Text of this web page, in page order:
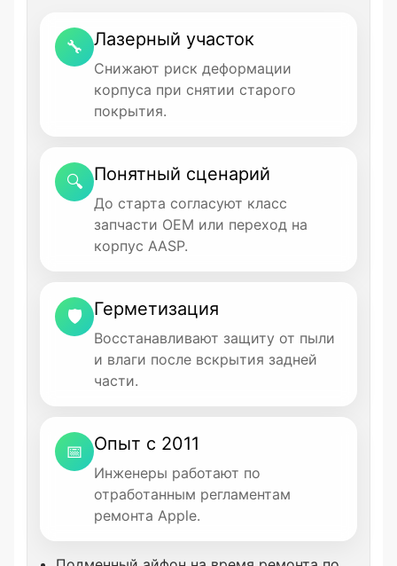
🔧 Лазерный участок
Снижают риск деформации
корпуса при снятии старого
покрытия.
🔍 Понятный сценарий
До старта согласуют класс
запчасти OEM или переход на
корпус AASP.
🛡 Герметизация
Восстанавливают защиту от пыли
и влаги после вскрытия задней
части.
📅 Опыт с 2011
Инженеры работают по
отработанным регламентам
ремонта Apple.